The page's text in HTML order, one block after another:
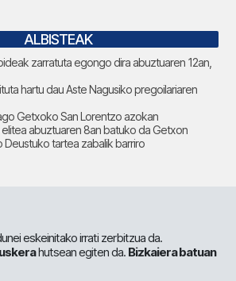
ALBISTEAK
zarratuta egongo dira abuztuaren 12an,
hartu dau Aste Nagusiko pregoilariaren
Getxoko San Lorentzo azokan
abuztuaren 8an batuko da Getxon
tartea zabalik barriro
eskeinitako irrati zerbitzua da.
hutsean egiten da. Bizkaiera batuan